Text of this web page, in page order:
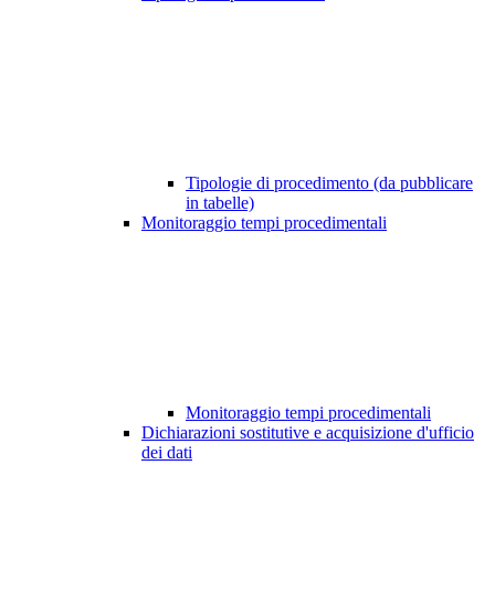
Tipologie di procedimento (da pubblicare
in tabelle)
Monitoraggio tempi procedimentali
Monitoraggio tempi procedimentali
Dichiarazioni sostitutive e acquisizione d'ufficio
dei dati